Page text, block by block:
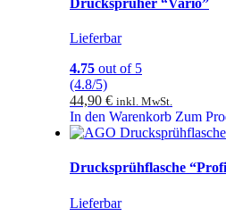
Lieferbar
4.75 out of 5
(4.8/5)
44,90 € inkl. MwSt.
In den Warenkorb Zum
Drucksprühflasche
Lieferbar